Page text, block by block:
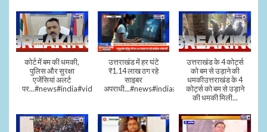
कोर्ट में बम की धमकी,
पुलिस और सुरक्षा
एजेंसियां अलर्ट
पर...#news#india#video#viral
उत्तराखंड में हर घंटे
₹1.14 लाख ठग रहे
साइबर
अपराधी...#news#india#video#viral
उत्तराखंड के 4 कोर्ट्स
को बम से उड़ाने की
धमकीउत्तराखंड के 4
कोर्ट्स को बम से उड़ाने
की धमकी मिली...